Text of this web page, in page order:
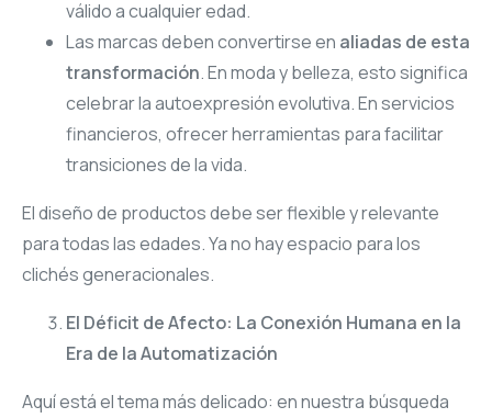
válido a cualquier edad.
Las marcas deben convertirse en aliadas de esta
transformación. En moda y belleza, esto significa
celebrar la autoexpresión evolutiva. En servicios
financieros, ofrecer herramientas para facilitar
transiciones de la vida.
El diseño de productos debe ser flexible y relevante
para todas las edades. Ya no hay espacio para los
clichés generacionales.
El Déficit de Afecto: La Conexión Humana en la
Era de la Automatización
Aquí está el tema más delicado: en nuestra búsqueda